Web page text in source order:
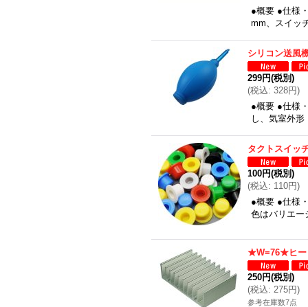
●概要 ●仕様
mm、スイッ
シリコン送風
299円(税別)
(税込: 328円)
●概要 ●仕様
し、気室外
タクトスイッ
100円(税別)
(税込: 110円)
●概要 ●仕様
色はバリエー
★W=76★ヒー
250円(税別)
(税込: 275円)
参考在庫数7点